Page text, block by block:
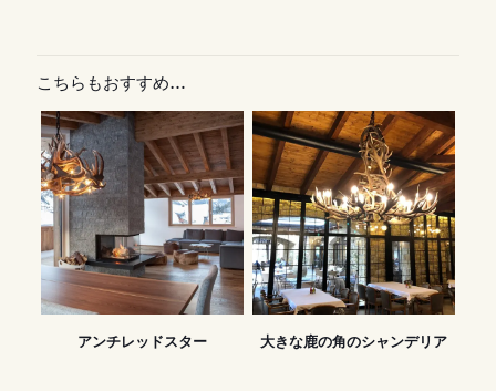
こちらもおすすめ…
アンチレッドスター 大きな鹿の角のシャンデリア